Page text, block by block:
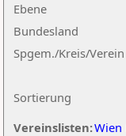
Ebene
Sortierung
Bundesland
Spgem./Kreis/Verein
Vereinslisten:Wien